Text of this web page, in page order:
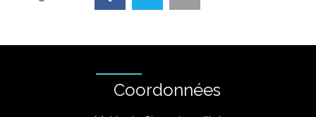
Coordonnées